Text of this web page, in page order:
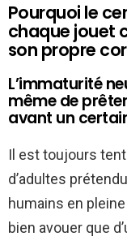
Pourquoi le
chaque jouet
son propre
L’immaturité
même de
avant un
Il est toujours
d’adultes
humains en
bien avouer que